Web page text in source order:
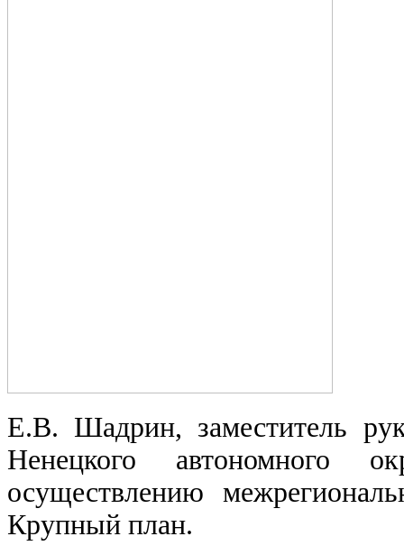
Е.В. Шадрин, заместитель
Ненецкого автономного
осуществлению
Крупный план.